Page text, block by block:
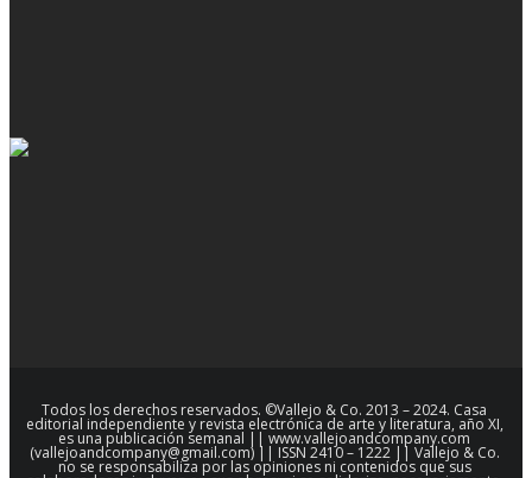
Todos los derechos reservados. ©Vallejo & Co. 2013 – 2024. Casa
editorial independiente y revista electrónica de arte y literatura, año XI,
es una publicación semanal || www.vallejoandcompany.com
(vallejoandcompany@gmail.com) || ISSN 2410 – 1222 || Vallejo & Co.
no se responsabiliza por las opiniones ni contenidos que sus